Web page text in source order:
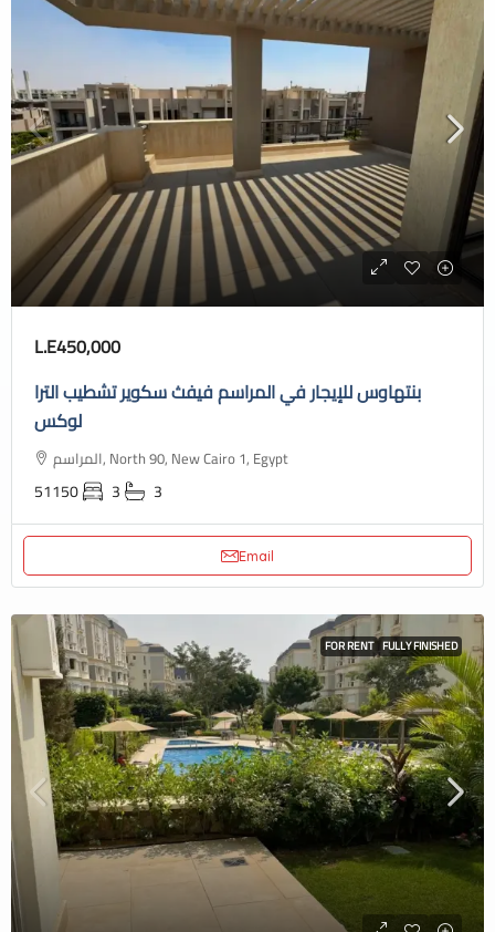
L.E450,000
بنتهاوس للإيجار في المراسم فيفث سكوير تشطيب الترا
لوكس
المراسم, North 90, New Cairo 1, Egypt
51150 3 3
Email
FOR RENT FULLY FINISHED